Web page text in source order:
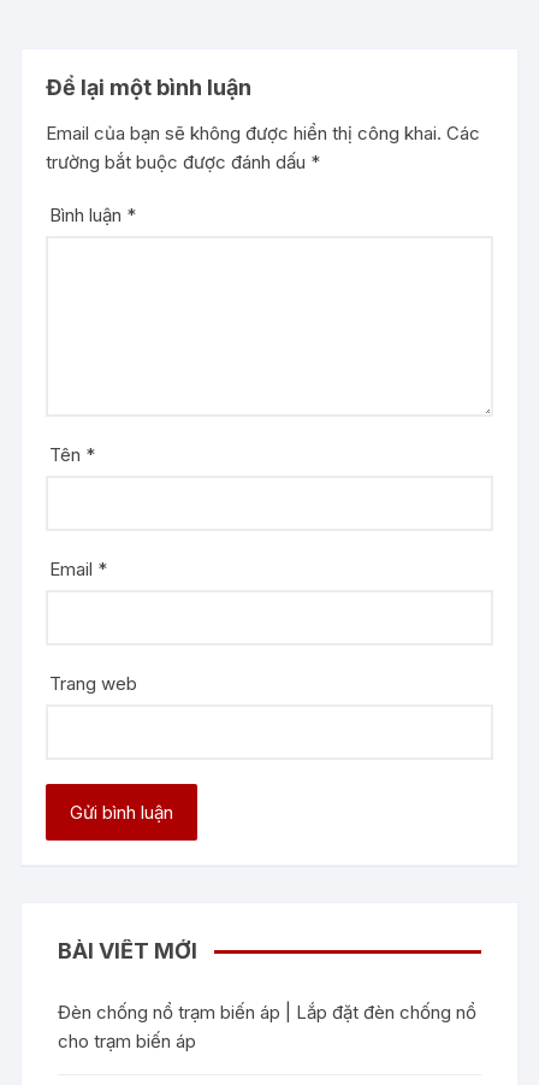
Để lại một bình luận
Email của bạn sẽ không được hiển thị công khai. Các
trường bắt buộc được đánh dấu *
Bình luận *
Tên *
Email *
Trang web
BÀI VIẾT MỚI
Đèn chống nổ trạm biến áp | Lắp đặt đèn chống nổ
cho trạm biến áp